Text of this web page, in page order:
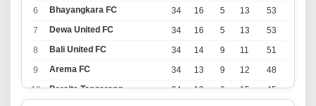
6
Bhayangkara FC 34 16 5 13
53
7
Dewa United FC 34 16 5 13
53
8
Bali United FC 34 14 9 11
51
9
Arema FC 34 13 9 12
48
10
Persita Tangerang 34 13 6 15
45